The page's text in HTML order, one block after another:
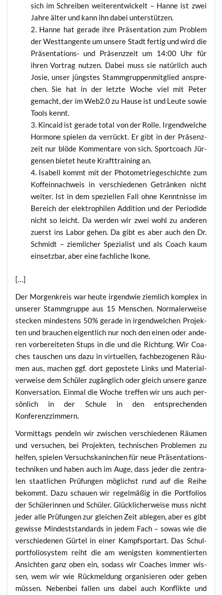
sich im Schrei­ben wei­ter­ent­wi­ckelt – Han­ne ist zwei
Jah­re älter und kann ihn dabei unterstützen.
Han­ne hat gera­de ihre Prä­sen­ta­ti­on zum Pro­blem
der West­tan­gen­te um unse­re Stadt fer­tig und wird die
Prä­sen­ta­ti­ons- und Prä­senz­zeit um 14:00 Uhr für
ihren Vor­trag nut­zen. Dabei muss sie natür­lich auch
Josie, unser jüngs­tes Stamm­grup­pen­mit­glied anspre­
chen. Sie hat in der letz­te Woche viel mit Peter
gemacht, der im Web2.0 zu Hau­se ist und Leu­te sowie
Tools kennt.
Kin­caid ist gera­de total von der Rol­le. Irgend­wel­che
Hor­mo­ne spie­len da ver­rückt. Er gibt in der Prä­senz­
zeit nur blö­de Kom­men­ta­re von sich. Sport­coach Jür­
gen­sen bie­tet heu­te Kraft­trai­ning an.
Isa­bell kommt mit der Pho­to­me­trie­ge­schich­te zum
Koffe­in­nach­weis in ver­schie­de­nen Geträn­ken nicht
wei­ter. Ist in dem spe­zi­el­len Fall ohne Kennt­nis­se im
Bereich der elek­tro­phi­len Addi­ti­on und der Peri­odi­de
nicht so leicht. Da wer­den wir zwei wohl zu ande­ren
zuerst ins Labor gehen. Da gibt es aber auch den Dr.
Schmidt – ziem­li­cher Spe­zia­list und als Coach kaum
ein­setz­bar, aber eine fach­li­che Ikone.
[…]
Der Mor­gen­kreis war heu­te irgend­wie ziem­lich kom­plex in
unse­rer Stamm­grup­pe aus 15 Men­schen. Nor­ma­ler­wei­se
ste­cken min­des­tens 50% gera­de in irgend­wel­chen Pro­jek­
ten und brau­chen eigent­lich nur noch den einen oder ande­
ren vor­be­rei­te­ten Stups in die und die Rich­tung. Wir Coa­
ches tau­schen uns dazu in vir­tu­el­len, fach­be­zo­ge­nen Räu­
men aus, machen ggf. dort gepos­te­te Links und Mate­ri­al­
ver­wei­se dem Schü­ler zugäng­lich oder gleich unse­re gan­ze
Kon­ver­sa­ti­on. Ein­mal die Woche tref­fen wir uns auch per­
sön­lich in der Schu­le in den ent­spre­chen­den
Konferenzzimmern.
Vor­mit­tags pen­deln wir zwi­schen ver­schie­de­nen Räu­men
und ver­su­chen, bei Pro­jek­ten, tech­ni­schen Pro­ble­men zu
hel­fen, spie­len Ver­suchs­ka­nin­chen für neue Prä­sen­ta­ti­ons­
tech­ni­ken und haben auch im Auge, dass jeder die zen­tra­
len staat­li­chen Prü­fun­gen mög­lichst rund auf die Rei­he
bekommt. Dazu schau­en wir regel­mä­ßig in die Port­fo­li­os
der Schü­le­rin­nen und Schü­ler. Glück­li­cher­wei­se muss nicht
jeder alle Prü­fun­gen zur glei­chen Zeit able­gen, aber es gibt
gewis­se Min­dest­stan­dards in jedem Fach – sowas wie die
ver­schie­de­nen Gür­tel in einer Kampf­sport­art. Das Schul­
port­fo­lio­sys­tem reiht die am wenigs­ten kom­men­tier­ten
Ansich­ten ganz oben ein, sodass wir Coa­ches immer wis­
sen, wem wir wie Rück­mel­dung orga­ni­sie­ren oder geben
müs­sen. Neben­bei fal­len uns dabei auch Kon­flik­te und